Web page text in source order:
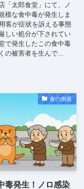
「太郎食堂」にて、ノ
模な食中毒が発生しま
客が症状を訴える事態
しい処分が下されてい
で発生したこの食中毒
の被害者を生んで...
食の倒産
毒発生！ノロ感染